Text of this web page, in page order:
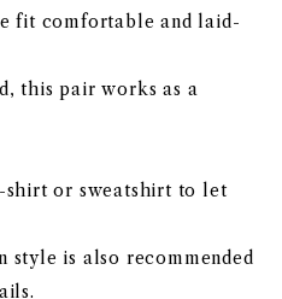
fit comfortable and laid-
this pair works as a
or sweatshirt to let
is also recommended